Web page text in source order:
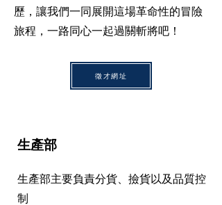
歷，讓我們一同展開這場革命性的冒險
旅程，一路同心一起過關斬將吧！
徵才網址
生產部
生產部主要負責分貨、撿貨以及品質控
制